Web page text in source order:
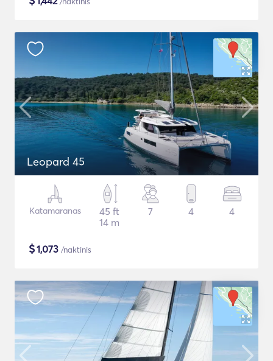
Leopard 45
Katamaranas
45 ft
14 m
7 4 4
$1,073 /naktinis